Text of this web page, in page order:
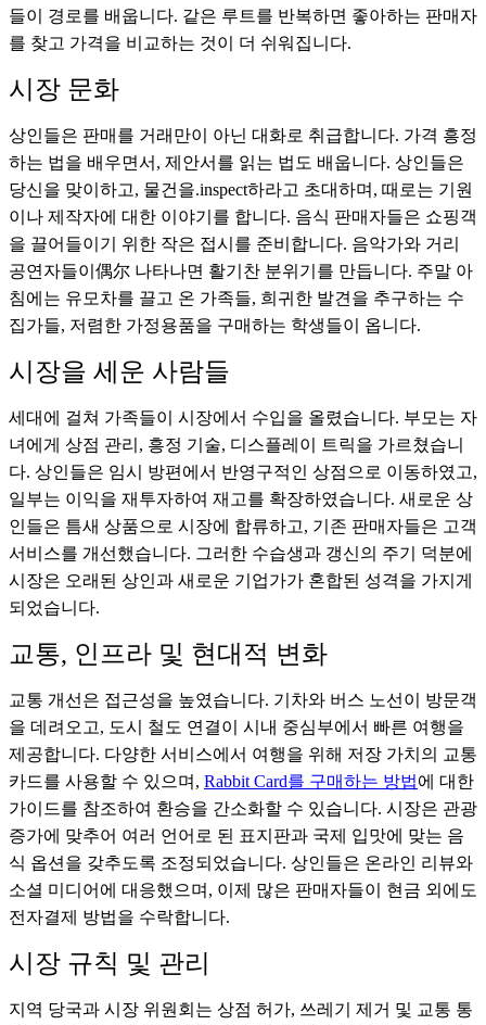
들이 경로를 배웁니다. 같은 루트를 반복하면 좋아하는 판매자
를 찾고 가격을 비교하는 것이 더 쉬워집니다.
시장 문화
상인들은 판매를 거래만이 아닌 대화로 취급합니다. 가격 흥정
하는 법을 배우면서, 제안서를 읽는 법도 배웁니다. 상인들은
당신을 맞이하고, 물건을.inspect하라고 초대하며, 때로는 기원
이나 제작자에 대한 이야기를 합니다. 음식 판매자들은 쇼핑객
을 끌어들이기 위한 작은 접시를 준비합니다. 음악가와 거리
공연자들이偶尔 나타나면 활기찬 분위기를 만듭니다. 주말 아
침에는 유모차를 끌고 온 가족들, 희귀한 발견을 추구하는 수
집가들, 저렴한 가정용품을 구매하는 학생들이 옵니다.
시장을 세운 사람들
세대에 걸쳐 가족들이 시장에서 수입을 올렸습니다. 부모는 자
녀에게 상점 관리, 흥정 기술, 디스플레이 트릭을 가르쳤습니
다. 상인들은 임시 방편에서 반영구적인 상점으로 이동하였고,
일부는 이익을 재투자하여 재고를 확장하였습니다. 새로운 상
인들은 틈새 상품으로 시장에 합류하고, 기존 판매자들은 고객
서비스를 개선했습니다. 그러한 수습생과 갱신의 주기 덕분에
시장은 오래된 상인과 새로운 기업가가 혼합된 성격을 가지게
되었습니다.
교통, 인프라 및 현대적 변화
교통 개선은 접근성을 높였습니다. 기차와 버스 노선이 방문객
을 데려오고, 도시 철도 연결이 시내 중심부에서 빠른 여행을
제공합니다. 다양한 서비스에서 여행을 위해 저장 가치의 교통
카드를 사용할 수 있으며, Rabbit Card를 구매하는 방법에 대한
가이드를 참조하여 환승을 간소화할 수 있습니다. 시장은 관광
증가에 맞추어 여러 언어로 된 표지판과 국제 입맛에 맞는 음
식 옵션을 갖추도록 조정되었습니다. 상인들은 온라인 리뷰와
소셜 미디어에 대응했으며, 이제 많은 판매자들이 현금 외에도
전자결제 방법을 수락합니다.
시장 규칙 및 관리
지역 당국과 시장 위원회는 상점 허가, 쓰레기 제거 및 교통 통